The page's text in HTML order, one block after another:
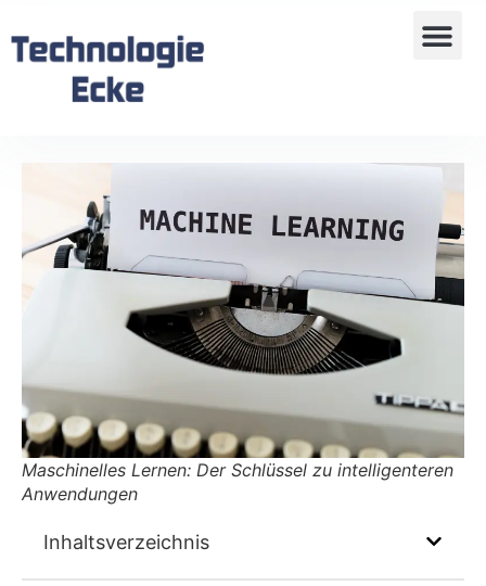
Maschinelles Lernen: Der Schlüssel zu intelligenteren
Anwendungen
Inhaltsverzeichnis